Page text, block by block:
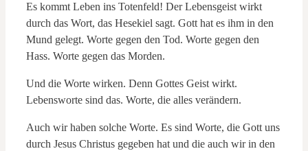
Es kommt Leben ins Totenfeld! Der Lebensgeist wirkt
durch das Wort, das Hesekiel sagt. Gott hat es ihm in den
Mund gelegt. Worte gegen den Tod. Worte gegen den
Hass. Worte gegen das Morden.
Und die Worte wirken. Denn Gottes Geist wirkt.
Lebensworte sind das. Worte, die alles verändern.
Auch wir haben solche Worte. Es sind Worte, die Gott uns
durch Jesus Christus gegeben hat und die auch wir in den